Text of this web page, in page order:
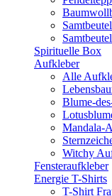
Spirituelle Box
Aufkleber
Alle
Blume-
Mandala-
Witchy
Fensteraufkleber
Energie T-Shirts
T-Shirt